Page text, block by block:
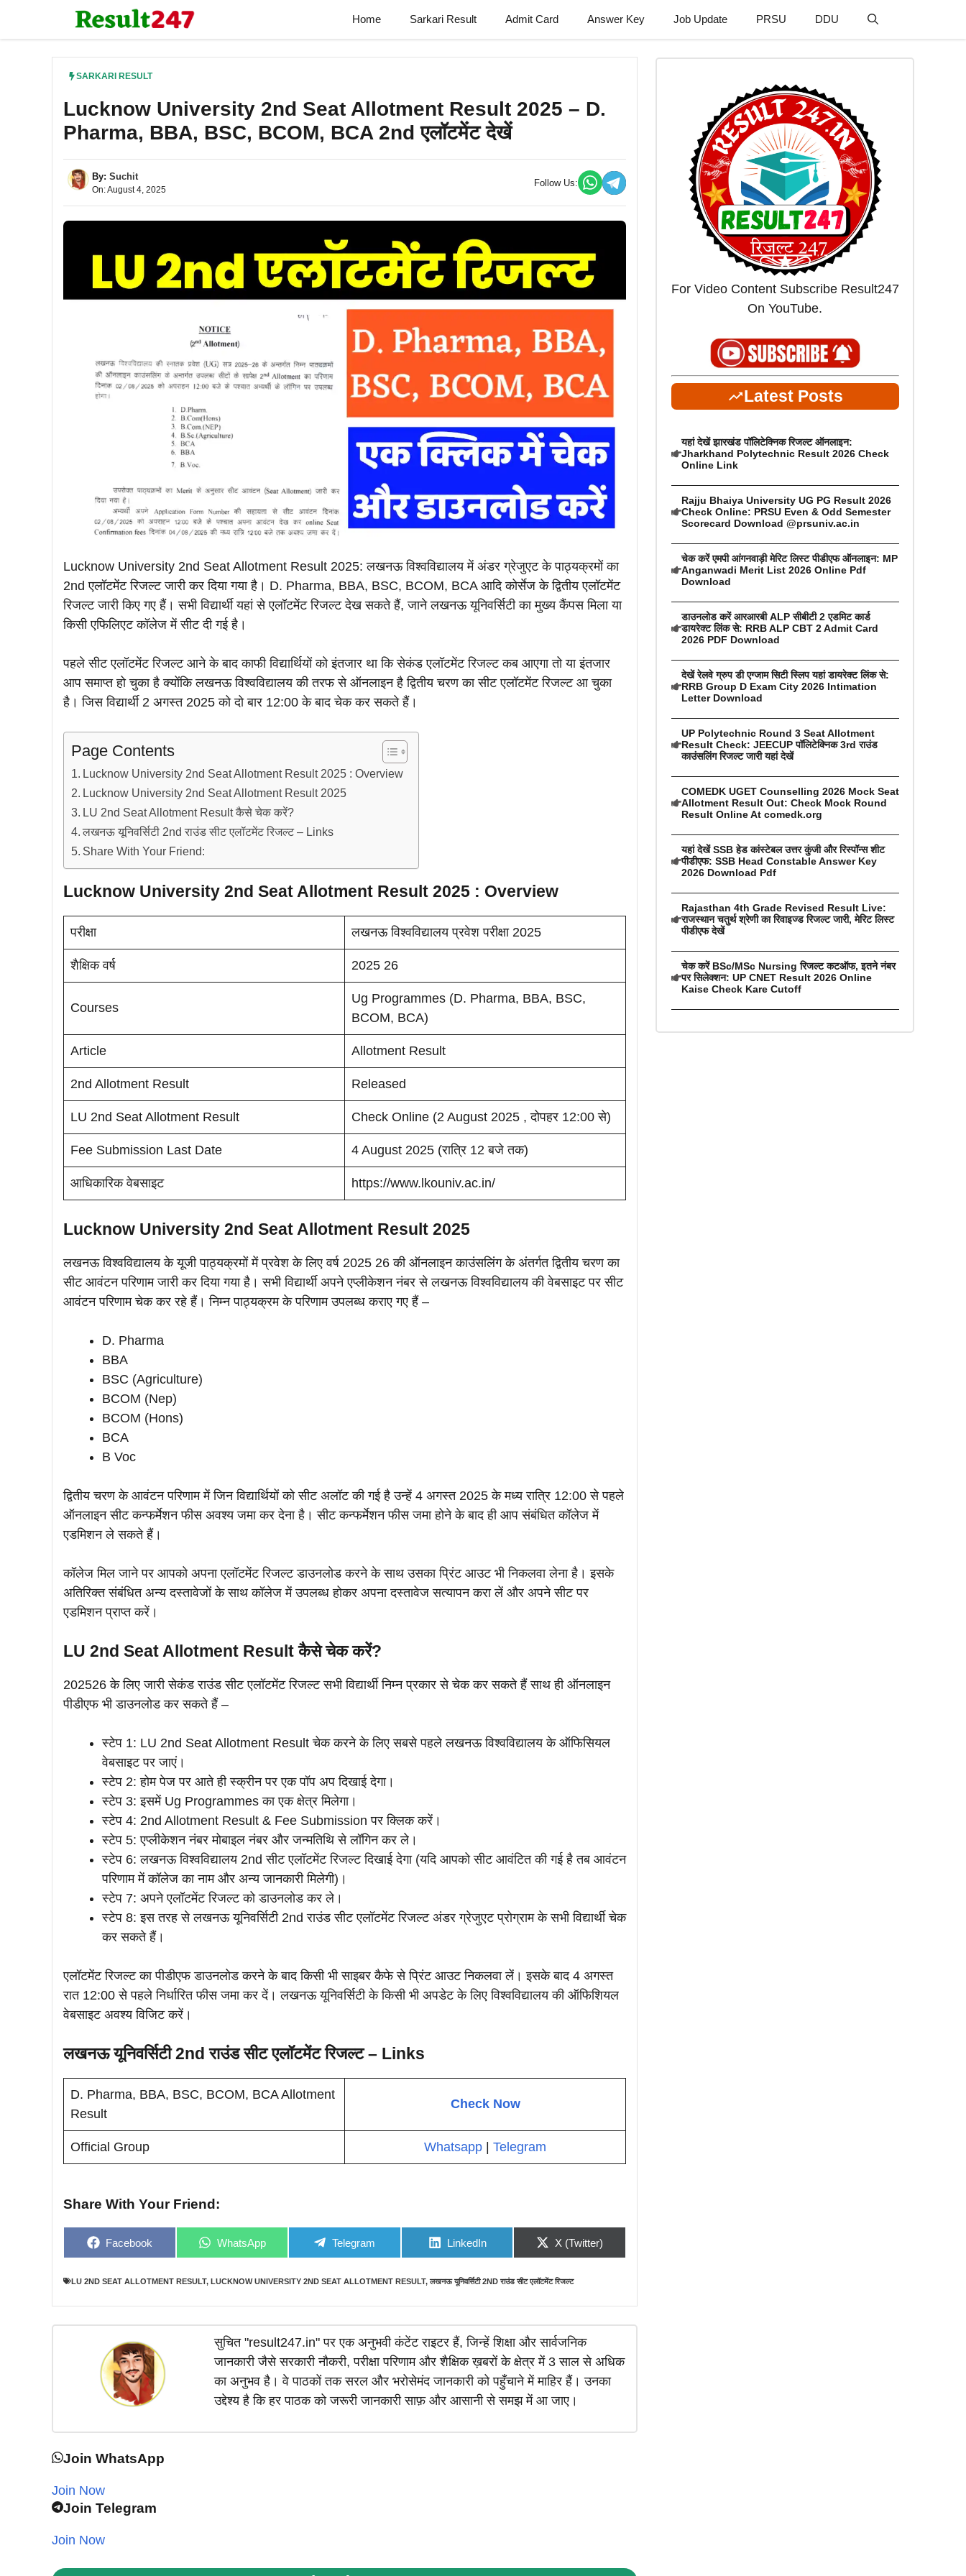
Home Sarkari Result Admit Card Answer Key Job Update PRSU DDU
SARKARI RESULT
Lucknow University 2nd Seat Allotment Result 2025 – D.
Pharma, BBA, BSC, BCOM, BCA 2nd एलॉटमेंट देखें
By: Suchit
On: August 4, 2025
Follow Us:
Lucknow University 2nd Seat Allotment Result 2025: लखनऊ विश्वविद्यालय में अंडर ग्रेजुएट के पाठ्यक्रमों का
2nd एलॉटमेंट रिजल्ट जारी कर दिया गया है। D. Pharma, BBA, BSC, BCOM, BCA आदि कोर्सेज के द्वितीय एलॉटमेंट
रिजल्ट जारी किए गए हैं। सभी विद्यार्थी यहां से एलॉटमेंट रिजल्ट देख सकते हैं, जाने लखनऊ यूनिवर्सिटी का मुख्य कैंपस मिला या
किसी एफिलिएट कॉलेज में सीट दी गई है।
पहले सीट एलॉटमेंट रिजल्ट आने के बाद काफी विद्यार्थियों को इंतजार था कि सेकंड एलॉटमेंट रिजल्ट कब आएगा तो या इंतजार
आप समाप्त हो चुका है क्योंकि लखनऊ विश्वविद्यालय की तरफ से ऑनलाइन है द्वितीय चरण का सीट एलॉटमेंट रिजल्ट आ चुका
है। जिस विद्यार्थी 2 अगस्त 2025 को दो बार 12:00 के बाद चेक कर सकते हैं।
Page Contents
Lucknow University 2nd Seat Allotment Result 2025 : Overview
Lucknow University 2nd Seat Allotment Result 2025
LU 2nd Seat Allotment Result कैसे चेक करें?
लखनऊ यूनिवर्सिटी 2nd राउंड सीट एलॉटमेंट रिजल्ट – Links
Share With Your Friend:
Lucknow University 2nd Seat Allotment Result 2025 : Overview
परीक्षा लखनऊ विश्वविद्यालय प्रवेश परीक्षा 2025
शैक्षिक वर्ष 2025 26
Courses
Ug Programmes (D. Pharma, BBA, BSC,
BCOM, BCA)
Article Allotment Result
2nd Allotment Result Released
LU 2nd Seat Allotment Result Check Online (2 August 2025 , दोपहर 12:00 से)
Fee Submission Last Date 4 August 2025 (रात्रि 12 बजे तक)
आधिकारिक वेबसाइट https://www.lkouniv.ac.in/
Lucknow University 2nd Seat Allotment Result 2025
लखनऊ विश्वविद्यालय के यूजी पाठ्यक्रमों में प्रवेश के लिए वर्ष 2025 26 की ऑनलाइन काउंसलिंग के अंतर्गत द्वितीय चरण का
सीट आवंटन परिणाम जारी कर दिया गया है। सभी विद्यार्थी अपने एप्लीकेशन नंबर से लखनऊ विश्वविद्यालय की वेबसाइट पर सीट
आवंटन परिणाम चेक कर रहे हैं। निम्न पाठ्यक्रम के परिणाम उपलब्ध कराए गए हैं –
D. Pharma
BBA
BSC (Agriculture)
BCOM (Nep)
BCOM (Hons)
BCA
B Voc
द्वितीय चरण के आवंटन परिणाम में जिन विद्यार्थियों को सीट अलॉट की गई है उन्हें 4 अगस्त 2025 के मध्य रात्रि 12:00 से पहले
ऑनलाइन सीट कन्फर्मेशन फीस अवश्य जमा कर देना है। सीट कन्फर्मेशन फीस जमा होने के बाद ही आप संबंधित कॉलेज में
एडमिशन ले सकते हैं।
कॉलेज मिल जाने पर आपको अपना एलॉटमेंट रिजल्ट डाउनलोड करने के साथ उसका प्रिंट आउट भी निकलवा लेना है। इसके
अतिरिक्त संबंधित अन्य दस्तावेजों के साथ कॉलेज में उपलब्ध होकर अपना दस्तावेज सत्यापन करा लें और अपने सीट पर
एडमिशन प्राप्त करें।
LU 2nd Seat Allotment Result कैसे चेक करें?
202526 के लिए जारी सेकंड राउंड सीट एलॉटमेंट रिजल्ट सभी विद्यार्थी निम्न प्रकार से चेक कर सकते हैं साथ ही ऑनलाइन
पीडीएफ भी डाउनलोड कर सकते हैं –
स्टेप 1: LU 2nd Seat Allotment Result चेक करने के लिए सबसे पहले लखनऊ विश्वविद्यालय के ऑफिसियल
वेबसाइट पर जाएं।
स्टेप 2: होम पेज पर आते ही स्क्रीन पर एक पॉप अप दिखाई देगा।
स्टेप 3: इसमें Ug Programmes का एक क्षेत्र मिलेगा।
स्टेप 4: 2nd Allotment Result & Fee Submission पर क्लिक करें।
स्टेप 5: एप्लीकेशन नंबर मोबाइल नंबर और जन्मतिथि से लॉगिन कर ले।
स्टेप 6: लखनऊ विश्वविद्यालय 2nd सीट एलॉटमेंट रिजल्ट दिखाई देगा (यदि आपको सीट आवंटित की गई है तब आवंटन
परिणाम में कॉलेज का नाम और अन्य जानकारी मिलेगी)।
स्टेप 7: अपने एलॉटमेंट रिजल्ट को डाउनलोड कर ले।
स्टेप 8: इस तरह से लखनऊ यूनिवर्सिटी 2nd राउंड सीट एलॉटमेंट रिजल्ट अंडर ग्रेजुएट प्रोग्राम के सभी विद्यार्थी चेक
कर सकते हैं।
एलॉटमेंट रिजल्ट का पीडीएफ डाउनलोड करने के बाद किसी भी साइबर कैफे से प्रिंट आउट निकलवा लें। इसके बाद 4 अगस्त
रात 12:00 से पहले निर्धारित फीस जमा कर दें। लखनऊ यूनिवर्सिटी के किसी भी अपडेट के लिए विश्वविद्यालय की ऑफिशियल
वेबसाइट अवश्य विजिट करें।
लखनऊ यूनिवर्सिटी 2nd राउंड सीट एलॉटमेंट रिजल्ट – Links
D. Pharma, BBA, BSC, BCOM, BCA Allotment
Result
Check Now
Official Group Whatsapp Telegram
Share With Your Friend:
Share
Facebook
Share
WhatsApp
Share
Telegram
Share
LinkedIn
Share
X (Twitter)
LU 2ND SEAT ALLOTMENT RESULT, LUCKNOW UNIVERSITY 2ND SEAT ALLOTMENT RESULT, लखनऊ यूनिवर्सिटी 2ND राउंड सीट एलॉटमेंट रिजल्ट
सुचित "result247.in" पर एक अनुभवी कंटेंट राइटर हैं, जिन्हें शिक्षा और सार्वजनिक
जानकारी जैसे सरकारी नौकरी, परीक्षा परिणाम और शैक्षिक ख़बरों के क्षेत्र में 3 साल से अधिक
का अनुभव है। वे पाठकों तक सरल और भरोसेमंद जानकारी को पहुँचाने में माहिर हैं। उनका
उद्देश्य है कि हर पाठक को जरूरी जानकारी साफ़ और आसानी से समझ में आ जाए।
Join WhatsApp
Join Now
Join Telegram
Join Now
For Video Content Subscribe Result247
On YouTube.
Latest Posts
यहां देखें झारखंड पॉलिटेक्निक रिजल्ट ऑनलाइन:
Jharkhand Polytechnic Result 2026 Check
Online Link
Rajju Bhaiya University UG PG Result 2026
Check Online: PRSU Even & Odd Semester
Scorecard Download @prsuniv.ac.in
चेक करें एमपी आंगनवाड़ी मेरिट लिस्ट पीडीएफ ऑनलाइन: MP
Anganwadi Merit List 2026 Online Pdf
Download
डाउनलोड करें आरआरबी ALP सीबीटी 2 एडमिट कार्ड
डायरेक्ट लिंक से: RRB ALP CBT 2 Admit Card
2026 PDF Download
देखें रेलवे ग्रुप डी एग्जाम सिटी स्लिप यहां डायरेक्ट लिंक से:
RRB Group D Exam City 2026 Intimation
Letter Download
UP Polytechnic Round 3 Seat Allotment
Result Check: JEECUP पॉलिटेक्निक 3rd राउंड
काउंसलिंग रिजल्ट जारी यहां देखें
COMEDK UGET Counselling 2026 Mock Seat
Allotment Result Out: Check Mock Round
Result Online At comedk.org
यहां देखें SSB हेड कांस्टेबल उत्तर कुंजी और रिस्पॉन्स शीट
पीडीएफ: SSB Head Constable Answer Key
2026 Download Pdf
Rajasthan 4th Grade Revised Result Live:
राजस्थान चतुर्थ श्रेणी का रिवाइज्ड रिजल्ट जारी, मेरिट लिस्ट
पीडीएफ देखें
चेक करें BSc/MSc Nursing रिजल्ट कटऑफ, इतने नंबर
पर सिलेक्शन: UP CNET Result 2026 Online
Kaise Check Kare Cutoff